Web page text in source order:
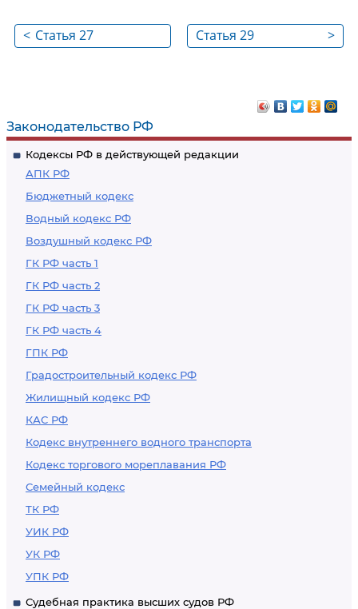
Законодательство РФ
Кодексы РФ в действующей редакции
АПК РФ
Бюджетный кодекс
Водный кодекс РФ
Воздушный кодекс РФ
ГК РФ часть 1
ГК РФ часть 2
ГК РФ часть 3
ГК РФ часть 4
ГПК РФ
Градостроительный кодекс РФ
Жилищный кодекс РФ
КАС РФ
Кодекс внутреннего водного транспорта
Кодекс торгового мореплавания РФ
Семейный кодекс
ТК РФ
УИК РФ
УК РФ
УПК РФ
Судебная практика высших судов РФ
< Статья 27 >
Статья 29